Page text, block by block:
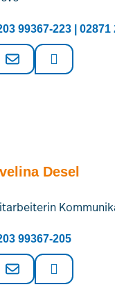
99367-223 | 02871
Desel
99367-205